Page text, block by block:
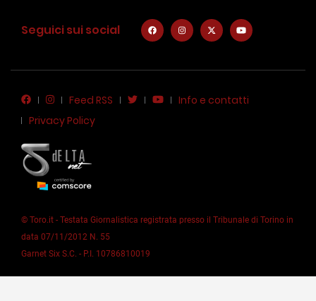
Seguici sui social
Feed RSS
Info e contatti
Privacy Policy
© Toro.it - Testata Giornalistica registrata presso il Tribunale di Torino in
data 07/11/2012 N. 55
Garnet Six S.C. - P.I. 10786810019